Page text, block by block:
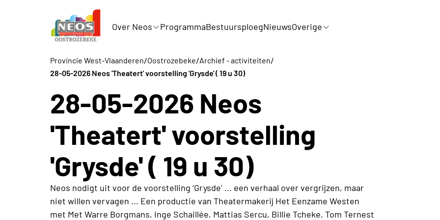
Over Neos ProgrammaBestuursploegNieuwsOverige
Provincie West-Vlaanderen/Oostrozebeke/Archief - activiteiten/
28-05-2026 Neos 'Theatert' voorstelling 'Grysde' ( 19 u 30)
28-05-2026 Neos
'Theatert' voorstelling
'Grysde' ( 19 u 30)
Neos nodigt uit voor de voorstelling ‘Grysde’ ... een verhaal over vergrijzen, maar
niet willen vervagen ... Een productie van Theatermakerij Het Eenzame Westen
met Met Warre Borgmans, Inge Schaillée, Mattias Sercu, Billie Tcheke, Tom Ternest